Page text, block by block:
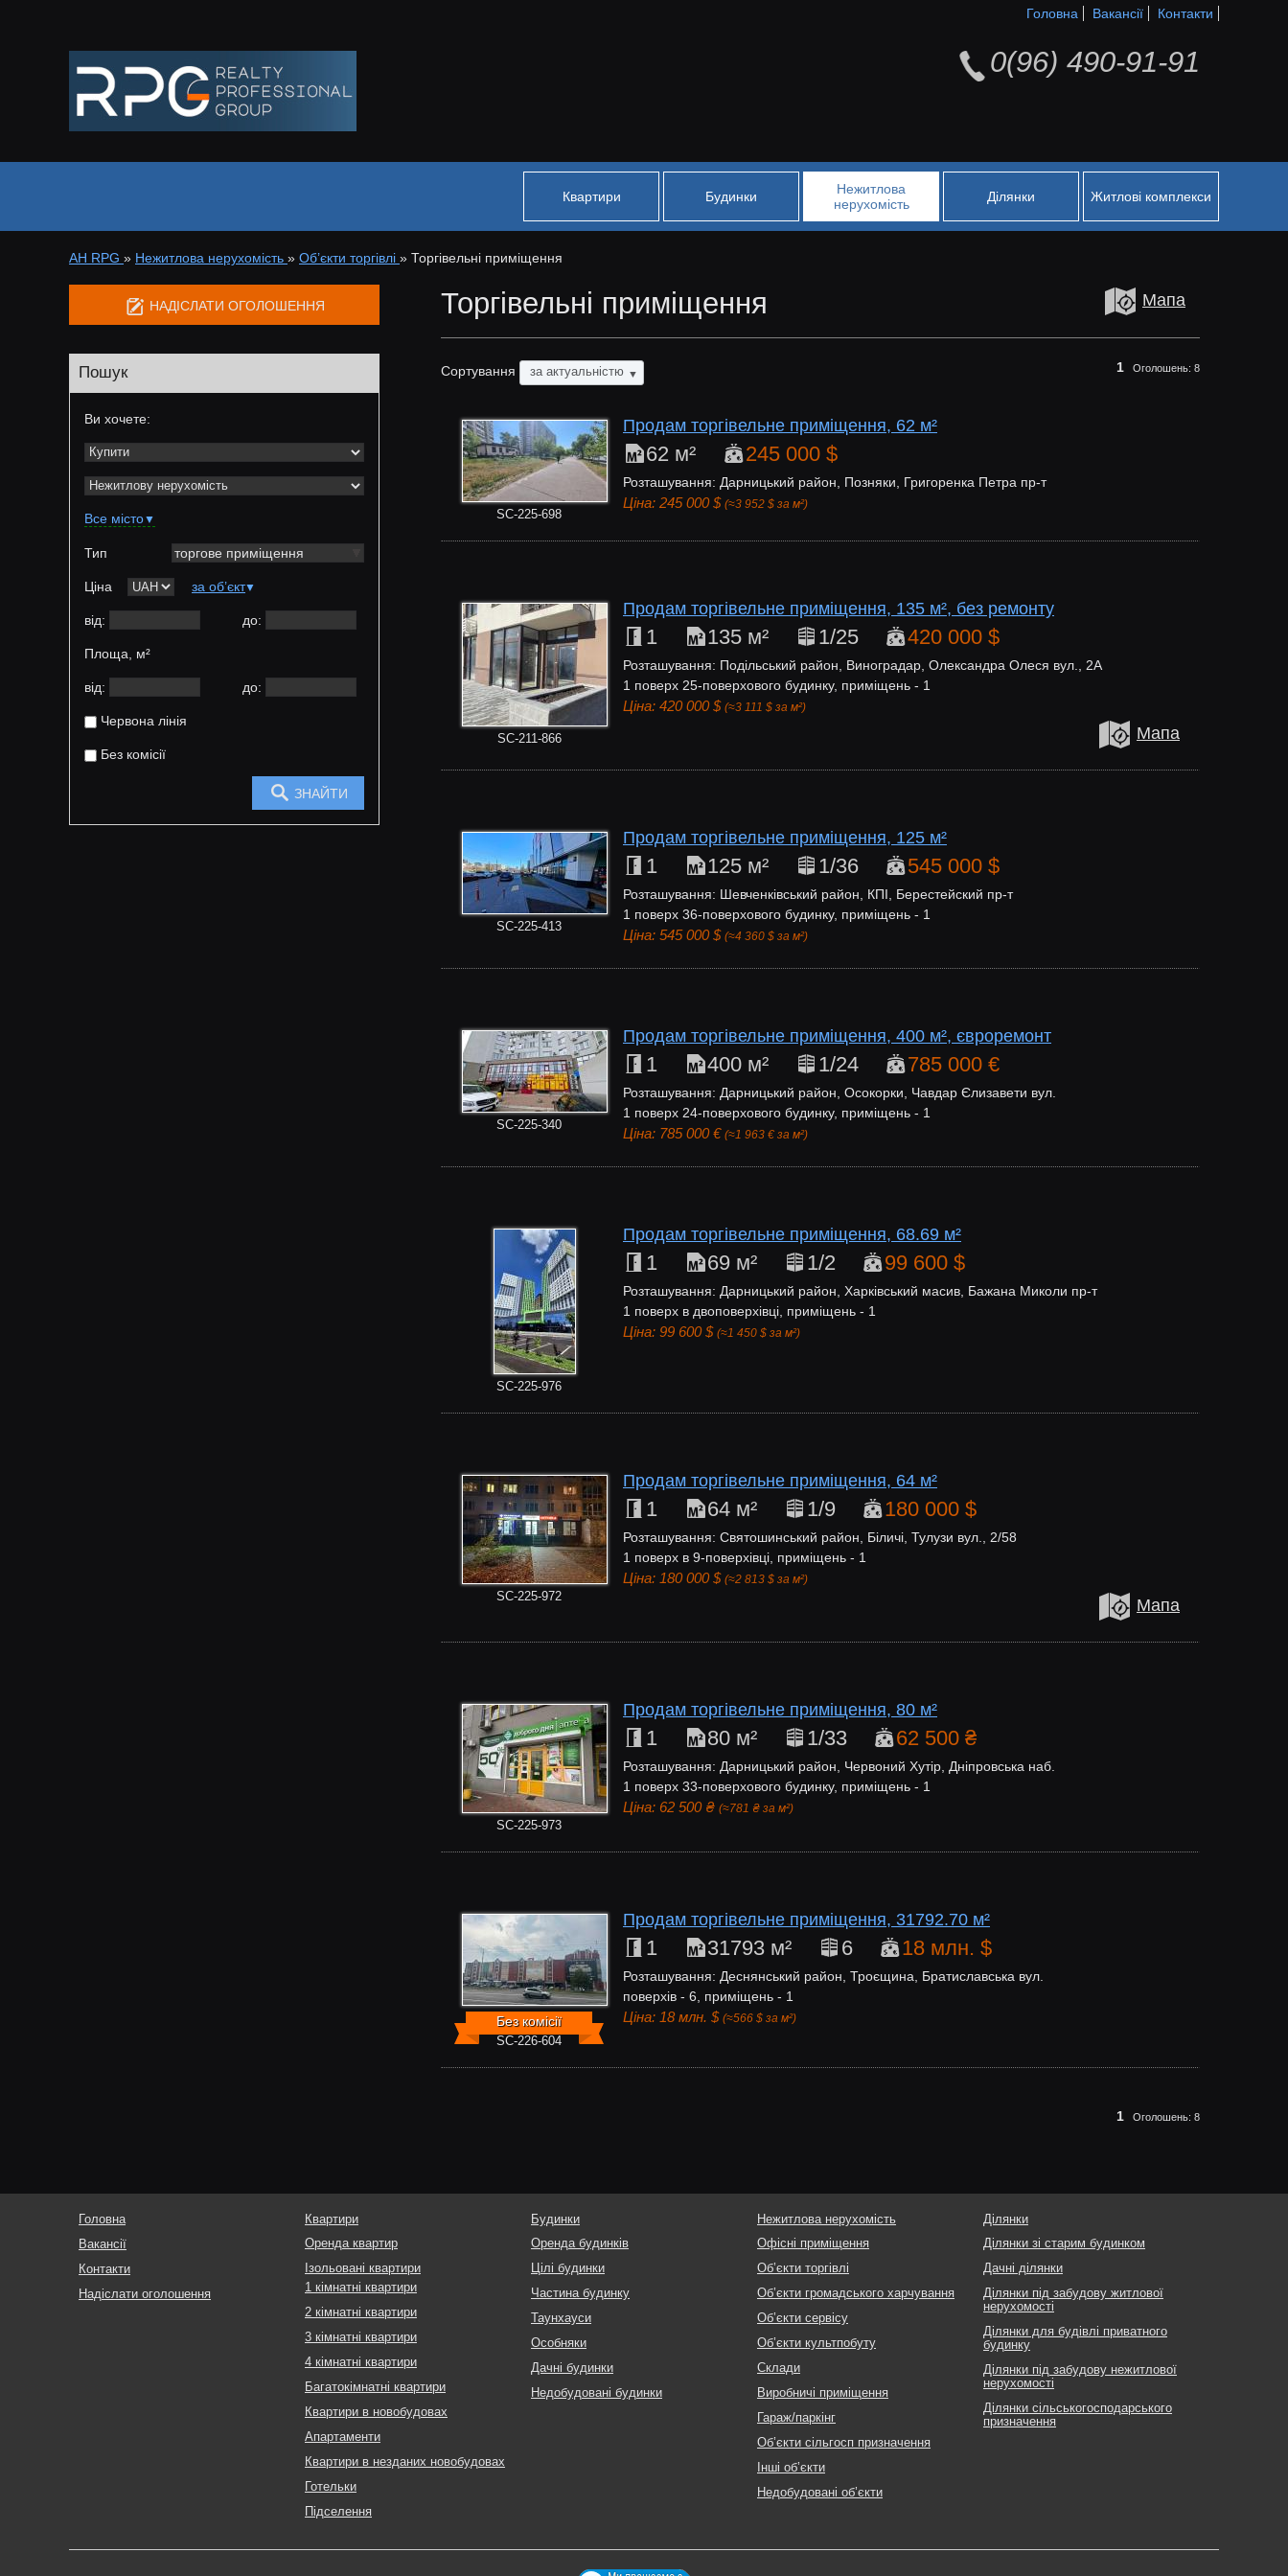
Головна Вакансії Контакти
0(96) 490-91-91
Квартири Будинки
Нежитлова
нерухомість
Ділянки Житлові комплекси
АН RPG » Нежитлова нерухомість » Об’єкти торгівлі » Торгівельні приміщення
НАДІСЛАТИ ОГОЛОШЕННЯ
Пошук
Ви хочете:
Все місто▼
Тип торгове приміщення
Ціна за об’єкт▼
від: до:
Площа, м²
від: до:
Червона лінія
Без комісії
ЗНАЙТИ
Торгівельні приміщення Мапа
Сортування за актуальністю ▼ 1 Оголошень: 8
SC-225-698
Продам торгівельне приміщення, 62 м²
62 м² 245 000 $
Розташування: Дарницький район, Позняки, Григоренка Петра пр-т
Ціна: 245 000 $ (≈3 952 $ за м²)
SC-211-866
Продам торгівельне приміщення, 135 м², без ремонту
1 135 м² 1/25 420 000 $
Розташування: Подільський район, Виноградар, Олександра Олеся вул., 2А
1 поверх 25-поверхового будинку, приміщень - 1
Ціна: 420 000 $ (≈3 111 $ за м²)
Мапа
SC-225-413
Продам торгівельне приміщення, 125 м²
1 125 м² 1/36 545 000 $
Розташування: Шевченківський район, КПІ, Берестейский пр-т
1 поверх 36-поверхового будинку, приміщень - 1
Ціна: 545 000 $ (≈4 360 $ за м²)
SC-225-340
Продам торгівельне приміщення, 400 м², євроремонт
1 400 м² 1/24 785 000 €
Розташування: Дарницький район, Осокорки, Чавдар Єлизавети вул.
1 поверх 24-поверхового будинку, приміщень - 1
Ціна: 785 000 € (≈1 963 € за м²)
SC-225-976
Продам торгівельне приміщення, 68.69 м²
1 69 м² 1/2 99 600 $
Розташування: Дарницький район, Харківський масив, Бажана Миколи пр-т
1 поверх в двоповерхівці, приміщень - 1
Ціна: 99 600 $ (≈1 450 $ за м²)
SC-225-972
Продам торгівельне приміщення, 64 м²
1 64 м² 1/9 180 000 $
Розташування: Святошинський район, Біличі, Тулузи вул., 2/58
1 поверх в 9-поверхівці, приміщень - 1
Ціна: 180 000 $ (≈2 813 $ за м²)
Мапа
SC-225-973
Продам торгівельне приміщення, 80 м²
1 80 м² 1/33 62 500 ₴
Розташування: Дарницький район, Червоний Хутір, Дніпровська наб.
1 поверх 33-поверхового будинку, приміщень - 1
Ціна: 62 500 ₴ (≈781 ₴ за м²)
Без комісії
SC-226-604
Продам торгівельне приміщення, 31792.70 м²
1 31793 м² 6 18 млн. $
Розташування: Деснянський район, Троєщина, Братиславська вул.
поверхів - 6, приміщень - 1
Ціна: 18 млн. $ (≈566 $ за м²)
1 Оголошень: 8
Головна
Вакансії
Контакти
Надіслати оголошення
Квартири
Оренда квартир
Ізольовані квартири
1 кімнатні квартири
2 кімнатні квартири
3 кімнатні квартири
4 кімнатні квартири
Багатокімнатні квартири
Квартири в новобудовах
Апартаменти
Квартири в незданих новобудовах
Готельки
Підселення
Будинки
Оренда будинків
Цілі будинки
Частина будинку
Таунхауси
Особняки
Дачні будинки
Недобудовані будинки
Нежитлова нерухомість
Офісні приміщення
Об’єкти торгівлі
Об’єкти громадського харчування
Об’єкти сервісу
Об’єкти культпобуту
Склади
Виробничі приміщення
Гараж/паркінг
Об’єкти сільгосп призначення
Інші об’єкти
Недобудовані об’єкти
Ділянки
Ділянки зі старим будинком
Дачні ділянки
Ділянки під забудову житлової
нерухомості
Ділянки для будівлі приватного
будинку
Ділянки під забудову нежитлової
нерухомості
Ділянки сільськогосподарського
призначення